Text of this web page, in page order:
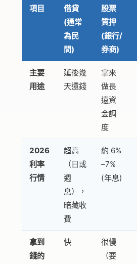
項目
借貸
(通常
為民
間)
股票
質押
(銀行/
券商)
主要
用途
延後幾
天還錢
拿來
做長
遠資
金調
度
2026
利率
行情
超高
（日或
週
息），
暗藏收
費
約 6%
–7%
(年息)
拿到
錢的
快
很慢
（要